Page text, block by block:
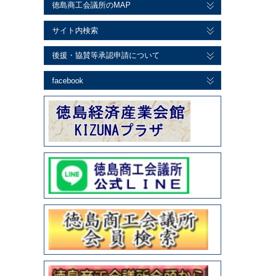
徳島商工会議所のMAP
サイト内検索
後援・協賛等承認申請について
facebook